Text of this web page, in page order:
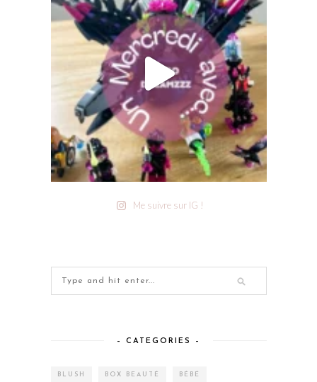
Me suivre sur IG !
– CATEGORIES –
BLUSH BOX BEAUTÉ BÉBÉ